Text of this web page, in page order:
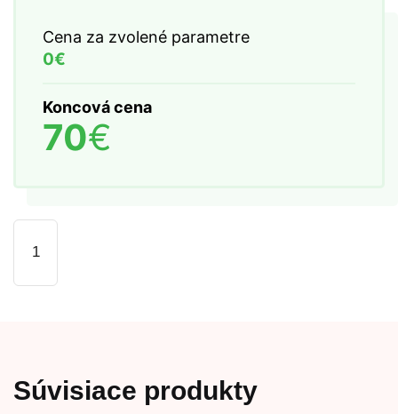
Cena za zvolené parametre
0€
Koncová cena
70€
Vankúše
Súvisiace produkty